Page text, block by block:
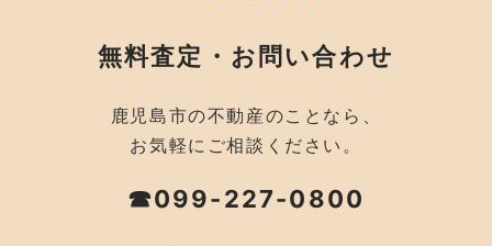
無料査定・お問い合わせ
鹿児島市の不動産のことなら、
お気軽にご相談ください。
☎099-227-0800